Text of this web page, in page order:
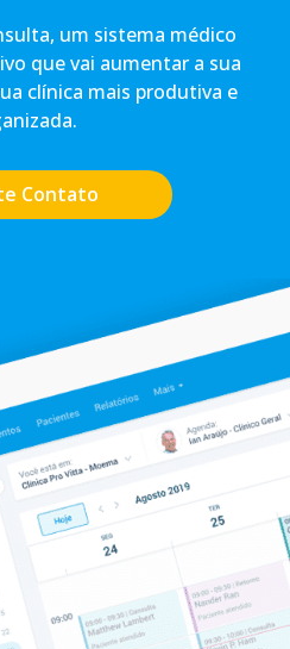
um sistema médico
que vai aumentar a sua
clínica mais produtiva e
Contato